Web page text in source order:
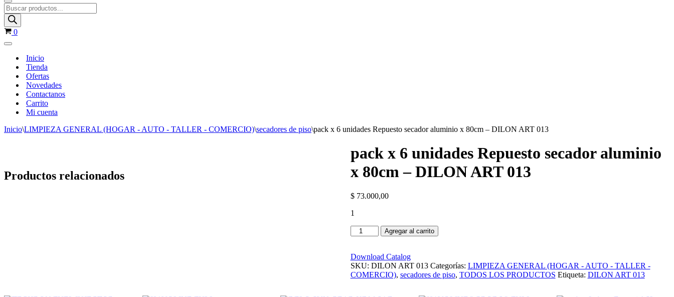
Menú
de
navegación
Products
search
Carrito
0
Menú
navegación
Inicio
Tienda
Ofertas
Novedades
Contactanos
Carrito
Mi cuenta
Inicio\LIMPIEZA GENERAL (HOGAR - AUTO - TALLER - COMERCIO)\secadores de piso\pack x 6 unidades Repuesto secador aluminio x 80cm – DILON ART 013
pack x 6 unidades Repuesto secador aluminio
x 80cm – DILON ART 013
$73.000,00
1
pack
x
unidades
Repuesto
secador
Agregar al carrito
Download Catalog
SKU: DILON ART 013 Categorías: LIMPIEZA GENERAL (HOGAR - AUTO - TALLER -
COMERCIO), secadores de piso, TODOS LOS PRODUCTOS Etiqueta: DILON ART 013
Productos relacionados